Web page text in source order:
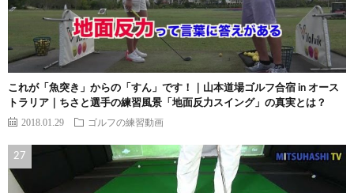
これが「魚突き」からの「すん」です！｜山本道場ゴルフ合宿 in オース
トラリア｜ちさと選手の練習風景「地面反力スイング」の真実とは？
2018.01.29 ゴルフの練習動画